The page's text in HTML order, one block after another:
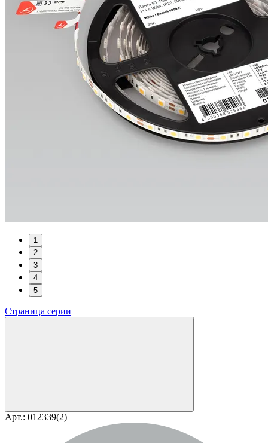
1
2
3
4
5
Страница серии
Арт.: 012339(2)